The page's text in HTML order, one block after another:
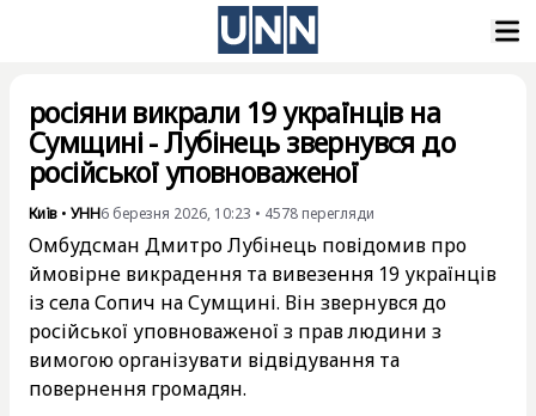
росіяни викрали 19 українців на
Сумщині - Лубінець звернувся до
російської уповноваженої
Київ • УНН6 березня 2026, 10:23 • 4578 перегляди
Омбудсман Дмитро Лубінець повідомив про
ймовірне викрадення та вивезення 19 українців
із села Сопич на Сумщині. Він звернувся до
російської уповноваженої з прав людини з
вимогою організувати відвідування та
повернення громадян.